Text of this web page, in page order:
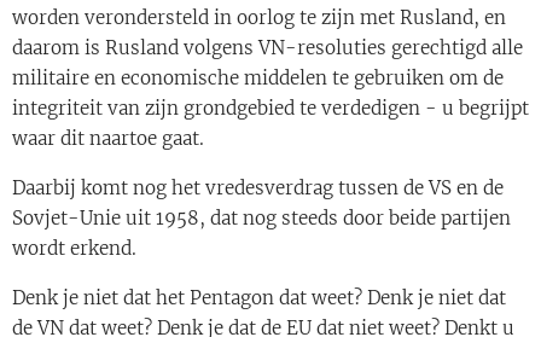
worden verondersteld in oorlog te zijn met Rusland, en
daarom is Rusland volgens VN-resoluties gerechtigd alle
militaire en economische middelen te gebruiken om de
integriteit van zijn grondgebied te verdedigen - u begrijpt
waar dit naartoe gaat.
Daarbij komt nog het vredesverdrag tussen de VS en de
Sovjet-Unie uit 1958, dat nog steeds door beide partijen
wordt erkend.
Denk je niet dat het Pentagon dat weet? Denk je niet dat
de VN dat weet? Denk je dat de EU dat niet weet? Denkt u